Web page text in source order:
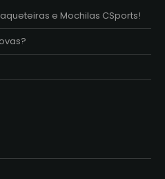
e Mochilas CSports!